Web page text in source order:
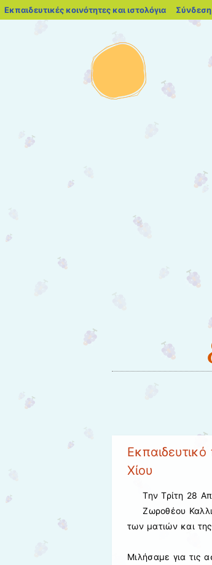
Εκπαιδευτικές κοινότητες και ιστολόγια Σύνδεση
Μετάβαση στο
Χίου
Την Τρίτη 28
Ζωροθέου
των ματιών και
Μιλήσαμε για τις